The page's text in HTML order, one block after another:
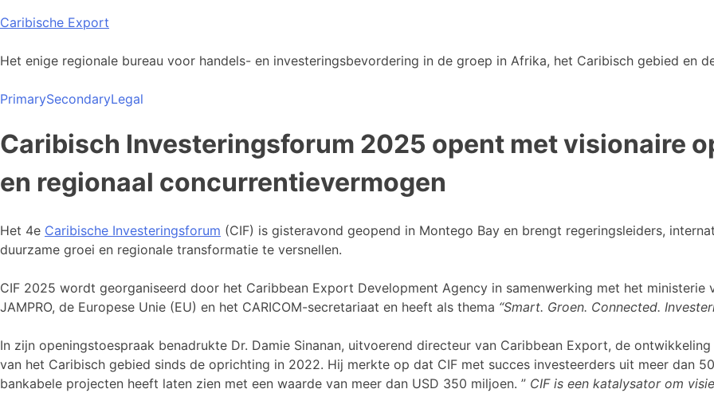
Skip
content
Caribische Export
Het enige regionale bureau voor handels- en investeringsbevordering in de groep in Afrika, het Caribisch gebied en
PrimarySecondaryLegal
Caribisch Investeringsforum 2025 opent met visionaire
en regionaal concurrentievermogen
Het 4e Caribische Investeringsforum (CIF) is gisteravond geopend in Montego Bay en brengt regeringsleiders,
duurzame groei en regionale transformatie te versnellen.
CIF 2025 wordt georganiseerd door het Caribbean Export Development Agency in samenwerking met het ministerie
JAMPRO, de Europese Unie (EU) en het CARICOM-secretariaat en heeft als thema “Smart. Groen. Connected.
In zijn openingstoespraak benadrukte Dr. Damie Sinanan, uitvoerend directeur van Caribbean Export, de
van het Caribisch gebied sinds de oprichting in 2022. Hij merkte op dat CIF met succes investeerders uit meer dan
bankabele projecten heeft laten zien met een waarde van meer dan USD 350 miljoen. ” CIF is een katalysator om